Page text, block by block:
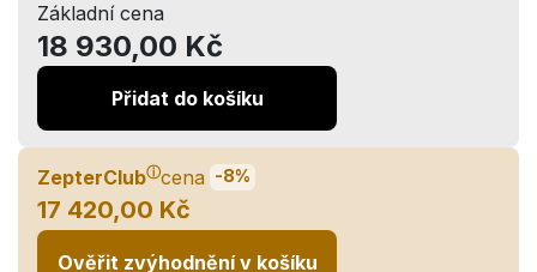
Základní cena
18 930,00 Kč
Přidat do košíku
ZepterClubⓘcena -8%
17 420,00 Kč
Ověřit zvýhodnění v košíku